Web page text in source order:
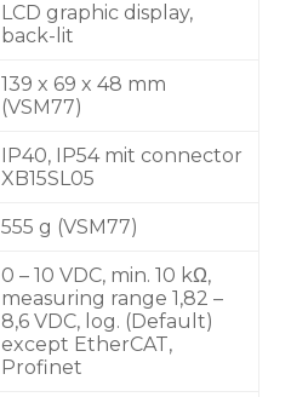
LCD graphic display,
back-lit
139 x 69 x 48 mm
(VSM77)
IP40, IP54 mit connector
XB15SL05
555 g (VSM77)
0 – 10 VDC, min. 10 kΩ,
measuring range 1,82 –
8,6 VDC, log. (Default)
except EtherCAT,
Profinet